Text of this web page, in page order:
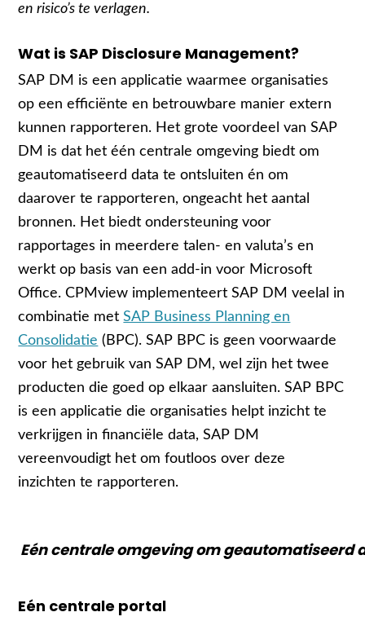
en risico’s te verlagen.
Wat is SAP Disclosure Management?
SAP DM is een applicatie waarmee organisaties
op een efficiënte en betrouwbare manier extern
kunnen rapporteren. Het grote voordeel van SAP
DM is dat het één centrale omgeving biedt om
geautomatiseerd data te ontsluiten én om
daarover te rapporteren, ongeacht het aantal
bronnen. Het biedt ondersteuning voor
rapportages in meerdere talen- en valuta’s en
werkt op basis van een add-in voor Microsoft
Office. CPMview implementeert SAP DM veelal in
combinatie metSAP Business Planning en
Consolidatie (BPC). SAP BPC is geen voorwaarde
voor het gebruik van SAP DM, wel zijn het twee
producten die goed op elkaar aansluiten. SAP BPC
is een applicatie die organisaties helpt inzicht te
verkrijgen in financiële data, SAP DM
vereenvoudigt het om foutloos over deze
inzichten te rapporteren.
Eén centrale omgeving om geautomatiseerd
Eén centrale portal